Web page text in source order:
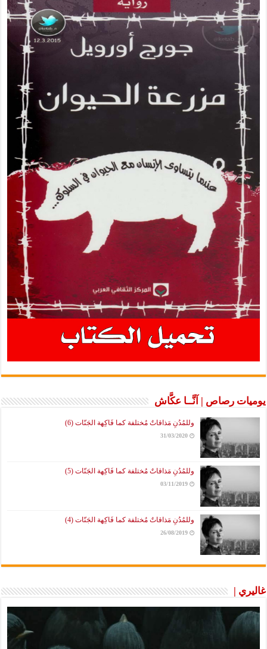
يوميات رصاص | آنَّــا عكَّاش
وللمُدُنِ مَذاقاتٌ مُختلفة كما فَاكِهة الجَنّات (6)
31/03/2020
وللمُدُنِ مَذاقاتٌ مُختلفة كما فَاكِهة الجَنّات (5)
03/11/2019
وللمُدُنِ مَذاقاتٌ مُختلفة كما فَاكِهة الجَنّات (4)
26/08/2019
غاليري |